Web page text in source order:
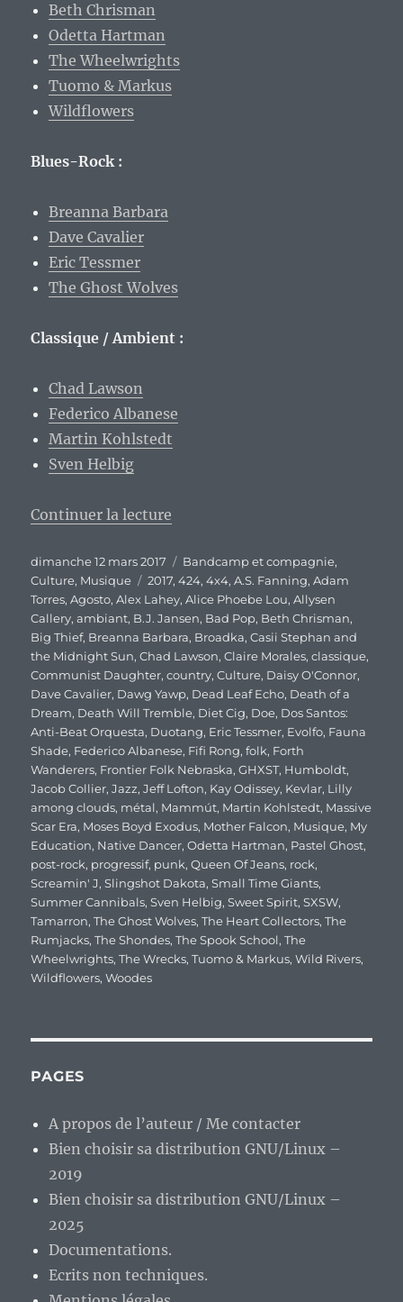
Beth Chrisman
Odetta Hartman
The Wheelwrights
Tuomo & Markus
Wildflowers
Blues-Rock :
Breanna Barbara
Dave Cavalier
Eric Tessmer
The Ghost Wolves
Classique / Ambient :
Chad Lawson
Federico Albanese
Martin Kohlstedt
Sven Helbig
Continuer la lecture
Publié
le
dimanche 12 mars 2017 Catégories
Bandcamp et compagnie,
Culture, Musique Étiquettes
2017,424,4x4,A.S. Fanning,Adam
Torres,Agosto,Alex Lahey,Alice Phoebe Lou,Allysen
Callery,ambiant, B.J. Jansen, Bad Pop, Beth Chrisman,
Big Thief, Breanna Barbara, Broadka,Casii Stephan and
the Midnight Sun,Chad Lawson,Claire Morales,classique,
Communist Daughter,country,Culture, Daisy O'Connor,
Dave Cavalier, Dawg Yawp, Dead Leaf Echo, Death of a
Dream, Death Will Tremble, Diet Cig, Doe, Dos Santos:
Anti-Beat Orquesta, Duotang, Eric Tessmer, Evolfo, Fauna
Shade, Federico Albanese, Fifi Rong,folk, Forth
Wanderers, Frontier Folk Nebraska,GHXST, Humboldt,
Jacob Collier,Jazz,Jeff Lofton, Kay Odissey, Kevlar, Lilly
among clouds, métal, Mammút, Martin Kohlstedt, Massive
Scar Era, Moses Boyd Exodus, Mother Falcon, Musique, My
Education, Native Dancer,Odetta Hartman, Pastel Ghost,
post-rock, progressif, punk,Queen Of Jeans, rock,
Screamin' J,Slingshot Dakota,Small Time Giants,
Summer Cannibals,Sven Helbig,Sweet Spirit,SXSW,
Tamarron,The Ghost Wolves,The Heart Collectors,The
Rumjacks,The Shondes,The Spook School,The
Wheelwrights,The Wrecks,Tuomo & Markus,Wild Rivers,
Wildflowers,Woodes
PAGES
A propos de l’auteur / Me contacter
Bien choisir sa distribution GNU/Linux –
2019
Bien choisir sa distribution GNU/Linux –
2025
Documentations.
Ecrits non techniques.